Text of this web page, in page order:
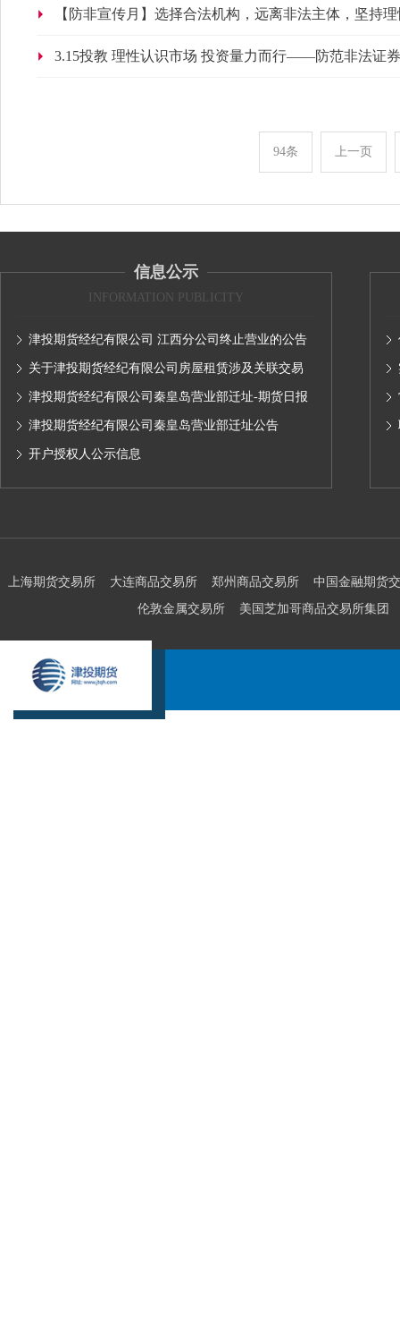
【防非宣传月】选择合法机构，远离非法主体，坚持
3.15投教 理性认识市场 投资量力而行——防范非法证
94条 上一页
信息公示
INFORMATION PUBLICITY
津投期货经纪有限公司 江西分公司终止营业的公告
关于津投期货经纪有限公司房屋租赁涉及关联交易
情况的公示（2024）
津投期货经纪有限公司秦皇岛营业部迁址-期货日报
公告
津投期货经纪有限公司秦皇岛营业部迁址公告
开户授权人公示信息
上海期货交易所 大连商品交易所 郑州商品交易所
中国金融期货
伦敦金属交易所
美国芝加哥商品交易所集团